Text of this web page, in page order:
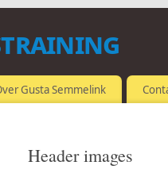
Gusta Semmelink
Header images